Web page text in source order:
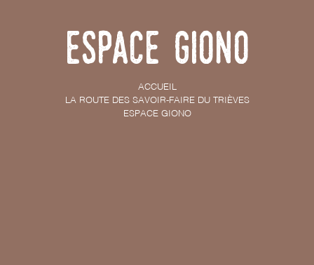
Espace Giono
ACCUEIL
LA ROUTE DES SAVOIR-FAIRE DU TRIÈVES
ESPACE GIONO